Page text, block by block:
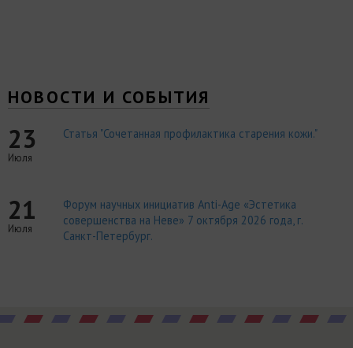
НОВОСТИ И СОБЫТИЯ
23
Июля
Статья "Сочетанная профилактика старения кожи."
21
Июля
Форум научных инициатив Anti-Age «Эстетика
совершенства на Неве» 7 октября 2026 года, г.
Санкт-Петербург.